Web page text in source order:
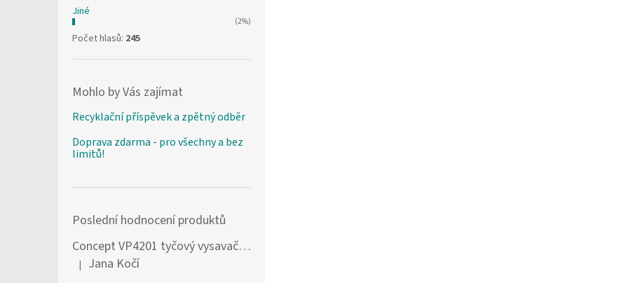
Jiné
(2%)
Počet hlasů: 245
Mohlo by Vás zajímat
Recyklační příspěvek a zpětný odběr
Doprava zdarma - pro všechny a bez
limitů!
Poslední hodnocení produktů
Concept VP4201 tyčový vysavač / elektrický smeták Tyčový vysavač 2 v 1 AC Suché a mokré Bezsáčkové 0,6 l 90 W Černá, Stříbrná
Hodnocení produktu je 5 z 5 hvězdiček.
| Jana Kočí